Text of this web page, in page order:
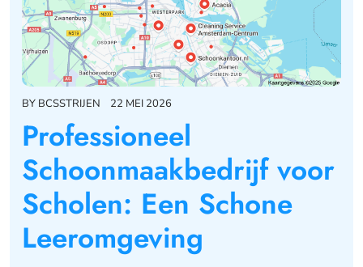
BY BCSSTRIJEN 22 MEI 2026
Professioneel
Schoonmaakbedrijf voor
Scholen: Een Schone
Leeromgeving